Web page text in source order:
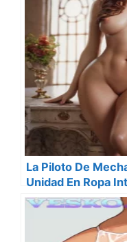
La Piloto De
Unidad En Ropa